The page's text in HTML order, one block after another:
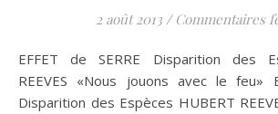
2 août 2013 / Commentaires
EFFET de SERRE Disparition des Espèces HUBERT
REEVES «Nous jouons avec le feu»
Disparition des Espèces HUBERT